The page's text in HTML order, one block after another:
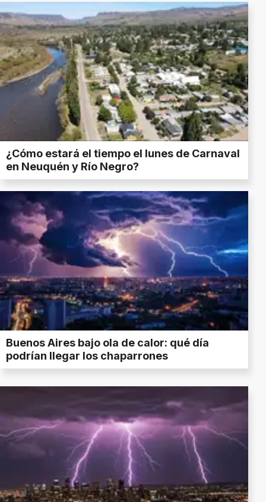
¿Cómo estará el tiempo el lunes de Carnaval
en Neuquén y Río Negro?
Buenos Aires bajo ola de calor: qué día
podrían llegar los chaparrones